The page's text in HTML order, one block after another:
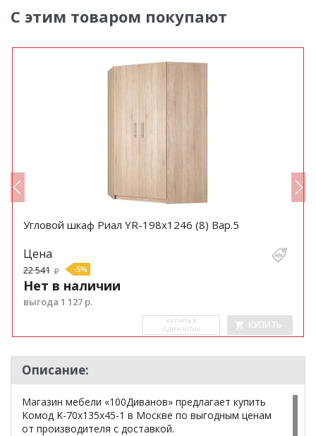
С этим товаром покупают
Угловой шкаф Риал YR-198х1246 (8) Вар.5
Цена
22 541 -5%
Нет в наличии
выгода 1 127 р.
КУ­ПИТЬ В
ОДИН КЛИК
КУПИТЬ
Описание:
Магазин мебели «100Диванов» предлагает купить
Комод K-70x135x45-1 в Москве по выгодным ценам
от производителя с доставкой.